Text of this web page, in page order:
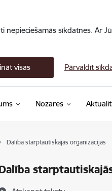
sīkdatnes. Ar
visas Pārvaldīt
Nozares
Dalība starptautiskajās organizācijās